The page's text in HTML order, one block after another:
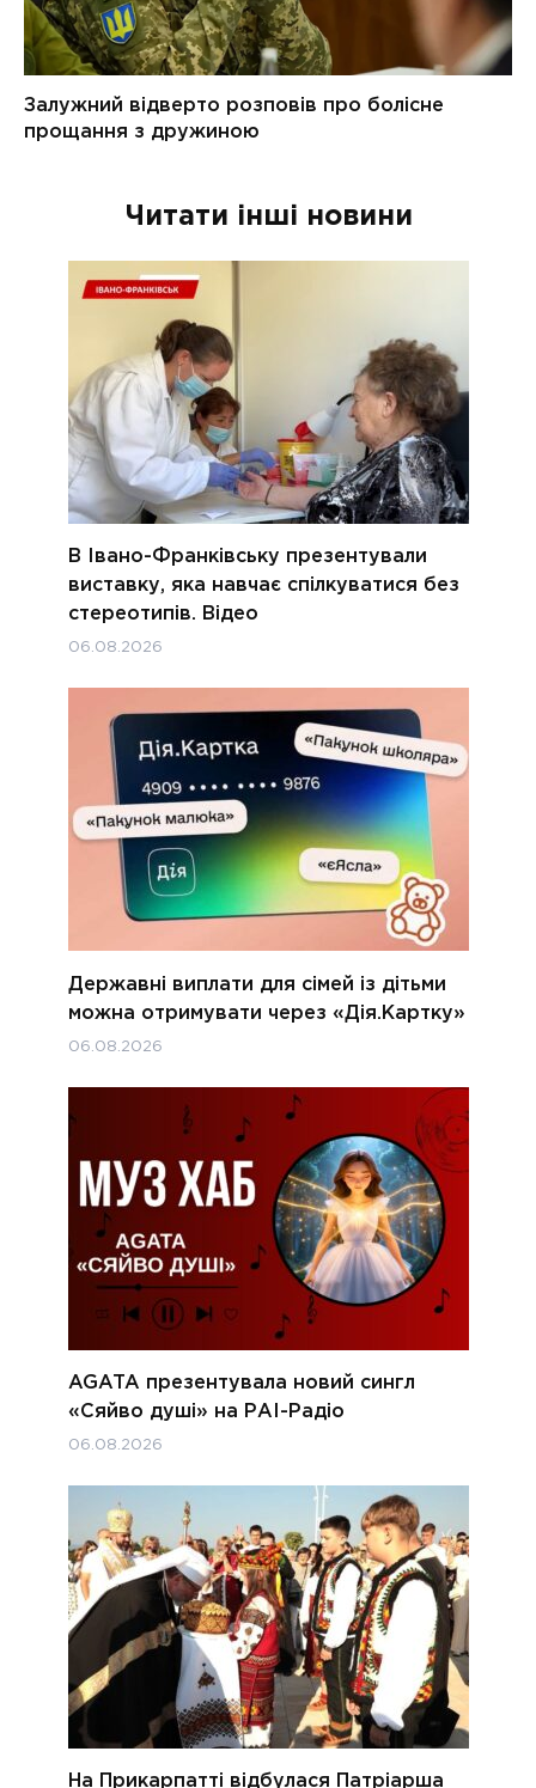
Читати інші новини
В Івано-Франківську презентували
виставку, яка навчає спілкуватися без
стереотипів. Відео
06.08.2026
Державні виплати для сімей із дітьми
можна отримувати через «Дія.Картку»
06.08.2026
AGATA презентувала новий сингл
«Сяйво душі» на РАІ-Радіо
06.08.2026
На Прикарпатті відбулася Патріарша